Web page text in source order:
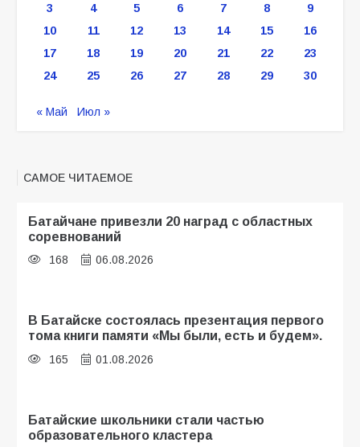
3
4 5 6 7 8
9
10
11 12 13 14 15
16
17
18 19 20 21 22
23
24
25 26 27 28 29 30
« Май Июл »
САМОЕ ЧИТАЕМОЕ
Батайчане привезли 20 наград с областных
соревнований
168 06.08.2026
В Батайске состоялась презентация первого
тома книги памяти «Мы были, есть и будем».
165 01.08.2026
Батайские школьники стали частью
образовательного кластера